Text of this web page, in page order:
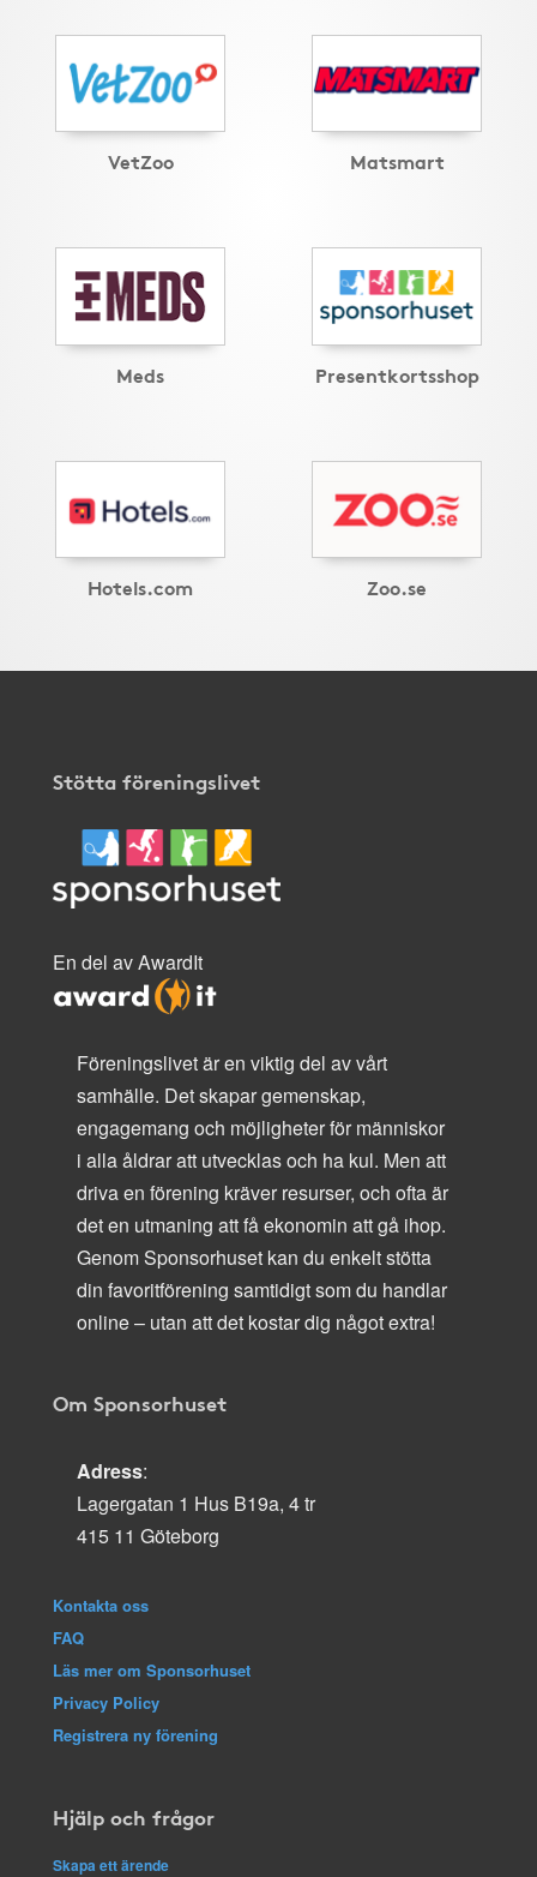
VetZoo Matsmart
Meds Presentkortsshop
Hotels.com Zoo.se
Stötta föreningslivet
En del av AwardIt
Föreningslivet är en viktig del av vårt
samhälle. Det skapar gemenskap,
engagemang och möjligheter för människor
i alla åldrar att utvecklas och ha kul. Men att
driva en förening kräver resurser, och ofta är
det en utmaning att få ekonomin att gå ihop.
Genom Sponsorhuset kan du enkelt stötta
din favoritförening samtidigt som du handlar
online – utan att det kostar dig något extra!
Om Sponsorhuset
Adress:
Lagergatan 1 Hus B19a, 4 tr
415 11 Göteborg
Kontakta oss
FAQ
Läs mer om Sponsorhuset
Privacy Policy
Registrera ny förening
Hjälp och frågor
Skapa ett ärende